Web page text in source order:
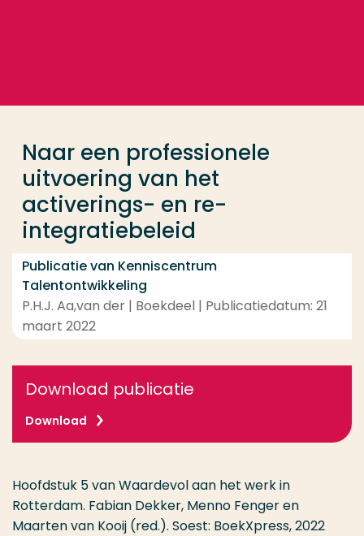
Naar een professionele
uitvoering van het
activerings- en re-
integratiebeleid
Publicatie van Kenniscentrum
Talentontwikkeling
P.H.J. Aa,van der | Boekdeel | Publicatiedatum: 21
maart 2022
Download publicatie
Download
Hoofdstuk 5 van Waardevol aan het werk in
Rotterdam. Fabian Dekker, Menno Fenger en
Maarten van Kooij (red.). Soest: BoekXpress, 2022
Contact